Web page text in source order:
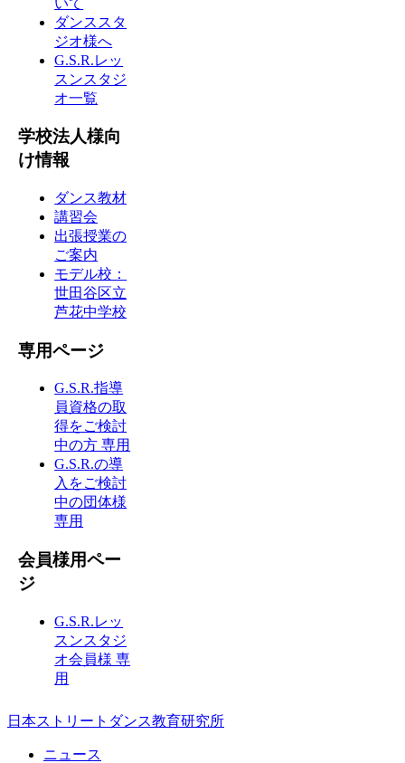
ダンススタ
ジオ様へ
G.S.R.レッ
スンスタジ
オ一覧
学校法人様向
け情報
ダンス教材
講習会
出張授業の
ご案内
モデル校：
世田谷区立
芦花中学校
専用ページ
G.S.R.指導
員資格の取
得をご検討
中の方 専用
G.S.R.の導
入をご検討
中の団体様
専用
会員様用ペー
ジ
G.S.R.レッ
スンスタジ
オ会員様 専
用
日本ストリートダンス教育研究所
ニュース